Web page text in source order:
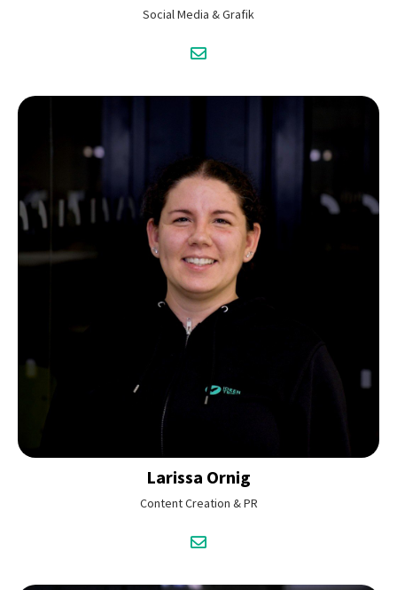
Social Media & Grafik
Larissa Ornig
Content Creation & PR